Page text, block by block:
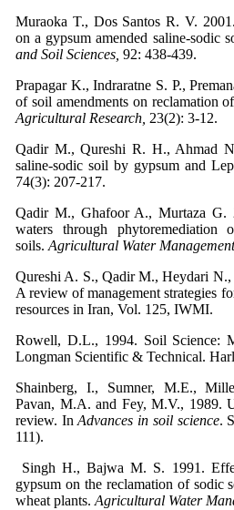
Muraoka T., Dos Santos R. V.
on a gypsum amended saline-sodic
and Soil Sciences, 92: 438-439.
Prapagar K., Indraratne S. P.,
of soil amendments on reclamation
Agricultural Research, 23(2): 3-12.
Qadir M., Qureshi R. H., Ahmad
saline-sodic soil by gypsum and
74(3): 207-217.
Qadir M., Ghafoor A., Murtaza G.
waters through phytoremediation
soils. Agricultural Water
Qureshi A. S., Qadir M., Heydari
A review of management strategies
resources in Iran, Vol. 125, IWMI.
Rowell, D.L., 1994. Soil Science:
Longman Scientific & Technical.
Shainberg, I., Sumner, M.E.,
Pavan, M.A. and Fey, M.V., 1989.
review. InAdvances in soil science.
111).
Singh H., Bajwa M. S. 1991.
gypsum on the reclamation of sodic
wheat plants. Agricultural Water